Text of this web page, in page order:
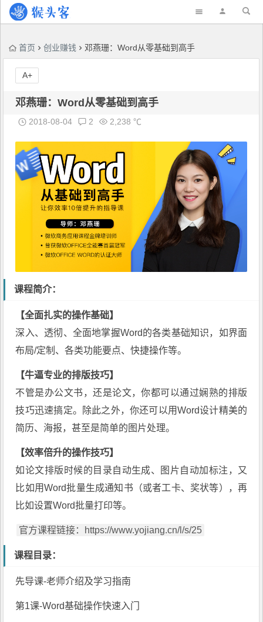
首页 创业赚钱 邓燕珊：Word从零基础到高手
邓燕珊：Word从零基础到高手
2018-08-04 2 2,238 ℃
课程简介：
【全面扎实的操作基础】
深入、透彻、全面地掌握Word的各类基础知识，如界面
布局/定制、各类功能要点、快捷操作等。
【牛逼专业的排版技巧】
不管是办公文书，还是论文，你都可以通过娴熟的排版
技巧迅速搞定。除此之外，你还可以用Word设计精美的
简历、海报，甚至是简单的图片处理。
【效率倍升的操作技巧】
如论文排版时候的目录自动生成、图片自动加标注，又
比如用Word批量生成通知书（或者工卡、奖状等），再
比如设置Word批量打印等。
官方课程链接：https://www.yojiang.cn/l/s/25
课程目录：
先导课-老师介绍及学习指南
第1课-Word基础操作快速入门
A+